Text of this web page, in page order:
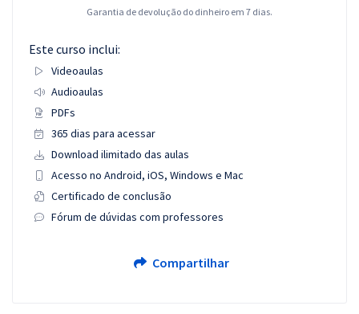
Garantia de devolução do dinheiro em 7 dias.
Este curso inclui:
Videoaulas
Audioaulas
PDFs
365 dias para acessar
Download ilimitado das aulas
Acesso no Android, iOS, Windows e Mac
Certificado de conclusão
Fórum de dúvidas com professores
Compartilhar